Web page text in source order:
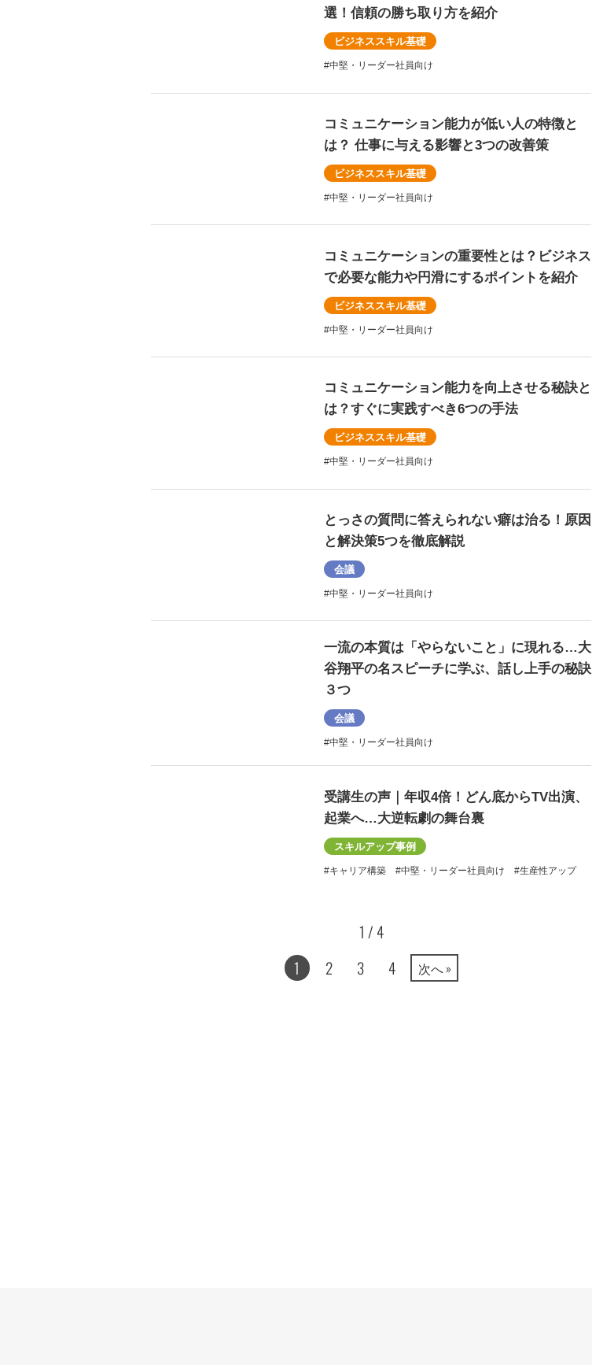
選！信頼の勝ち取り方を紹介
ビジネススキル基礎
#中堅・リーダー社員向け
コミュニケーション能力が低い人の特徴と
は？ 仕事に与える影響と3つの改善策
ビジネススキル基礎
#中堅・リーダー社員向け
コミュニケーションの重要性とは？ビジネス
で必要な能力や円滑にするポイントを紹介
ビジネススキル基礎
#中堅・リーダー社員向け
コミュニケーション能力を向上させる秘訣と
は？すぐに実践すべき6つの手法
ビジネススキル基礎
#中堅・リーダー社員向け
とっさの質問に答えられない癖は治る！原因
と解決策5つを徹底解説
会議
#中堅・リーダー社員向け
一流の本質は「やらないこと」に現れる…大
谷翔平の名スピーチに学ぶ、話し上手の秘訣
３つ
会議
#中堅・リーダー社員向け
受講生の声｜年収4倍！どん底からTV出演、
起業へ…大逆転劇の舞台裏
スキルアップ事例
#キャリア構築 #中堅・リーダー社員向け #生産性アップ
1 / 4
1
2 3 4 次へ »